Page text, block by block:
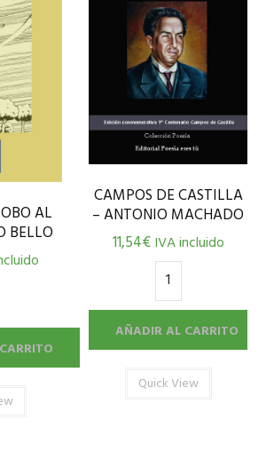
AL
BELLO
CAMPOS DE CASTILLA
– ANTONIO MACHADO
11,54€ IVA incluido
AÑADIR AL CARRITO
Quick View